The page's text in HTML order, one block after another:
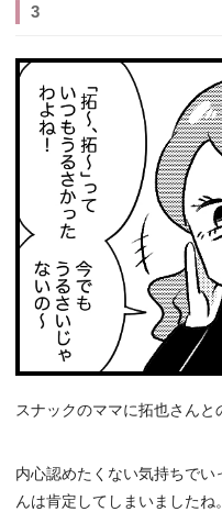
3
スナックのママに拓也さんと
内心認めたくない気持ちでい
んは肯定してしまいましたね。